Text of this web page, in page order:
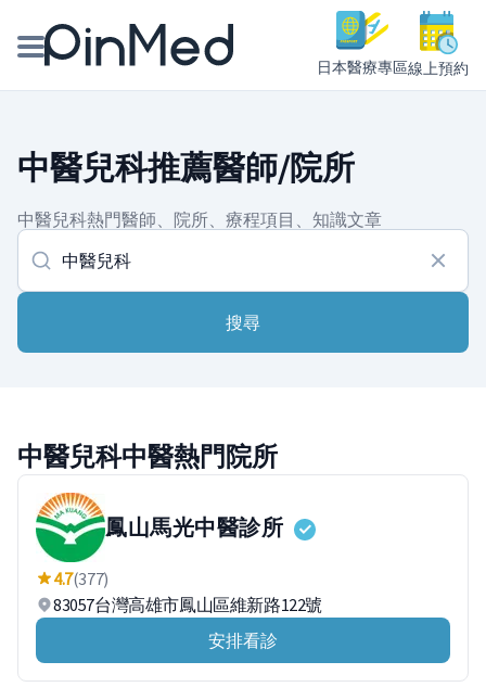
日本醫療專區線上預約
醫師專欄專訪
健康主題館
我是醫療人員
中醫兒科推薦醫師/院所
中醫兒科熱門醫師、院所、療程項目、知識文章
搜尋
中醫兒科中醫熱門院所
鳳山馬光中醫診所
4.7(377)
83057台灣高雄市鳳山區維新路122號
安排看診